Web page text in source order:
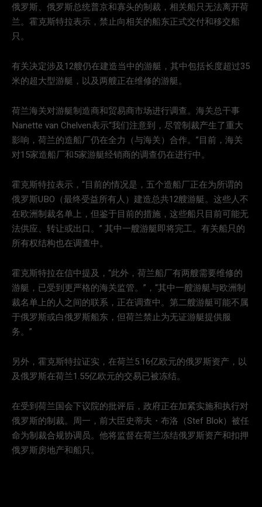
俄罗斯、俄罗斯总统普京和寡头的制裁，相关船只无法离开荷
兰。霍克斯特拉表示，禁止向相关的船东正式交付和移交船
只。
有关决定涉及12艘仍在建造当中的游艇，其中包括长度超过35
米的超大型游艇，以及两艘正在维修的游艇。
荷兰海关对游艇制造商和贸易商市场进行调查。海关总干事
Nanette van Chelven表示“我们注意到，尽管制裁产生了重大
影响，荷兰的造船厂仍在全力（与海关）合作。”目前，海关
对15家造船厂和5家游艇经销商的调查仍在进行中。
霍克斯特拉表示，“目前的情况是，五个造船厂正在为所谓的
俄罗斯UBO（最终受益所有人）建造总共12艘游艇。这些人不
在欧洲制裁名单上，但鉴于目前的措施，这些船只目前可能无
法供应、转让或出口。” 其中一艘游艇即将完工。有关船只的
所有权结构也在调查中。
霍克斯特拉在信中提及，“此外，荷兰船厂有两艘需要维修的
游艇，已受到更严格的海关监管。”，“其中一艘游艇与欧洲制
裁名单上的人之间的联系，正在调查中。第二艘游艇可能不属
于俄罗斯或白俄罗斯船东，但荷兰禁止为无证游艇提供服
务。”
另外，霍克斯特拉证实，在荷兰5.16亿欧元的俄罗斯资产，以
及俄罗斯在荷兰1.55亿欧元的交易已被冻结。
在受到荷兰国会下议院的批评后，政府正在加紧实施和执行对
俄罗斯的制裁。周一，前大臣史蒂夫・布洛（Stef Blok）被任
命为制裁合规协调员。他将监督在荷兰冻结俄罗斯资产和扣押
俄罗斯房地产和船只。